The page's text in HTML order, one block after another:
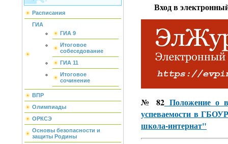
Расписания
ГИА
ГИА 9
Итоговое
собеседование
ГИА 11
Итоговое
сочинение
ВПР
Олимпиады
ОРКСЭ
Основы безопасности и
защиты Родины
Вход в
№ 82 Положение о
успеваемости в
школа-интернат"